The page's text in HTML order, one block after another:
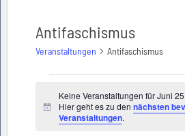
Antifaschismus
Veranstaltungen Antifaschismus
für
Hinweis
Keine Veranstaltungen für Juni
Hier geht es zu den nächsten
Veranstaltungen.